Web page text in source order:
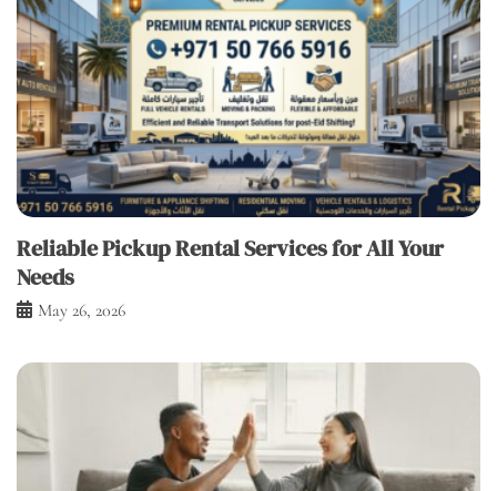
Reliable Pickup Rental Services for All Your
Needs
May 26, 2026